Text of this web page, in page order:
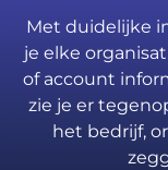
Met duidelijke
je elke
of account
zie je er
het bedrijf,